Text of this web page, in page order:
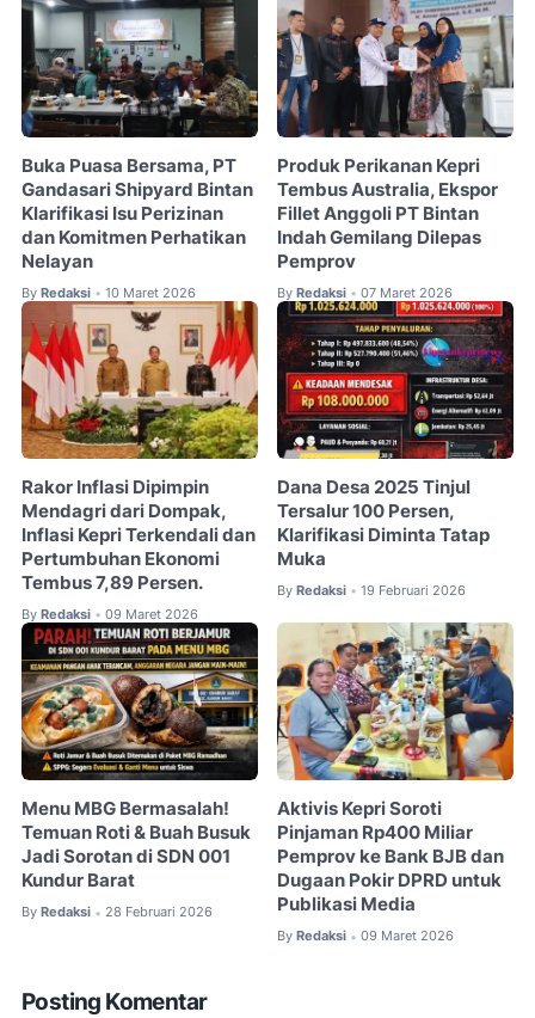
Buka Puasa Bersama, PT
Gandasari Shipyard Bintan
Klarifikasi Isu Perizinan
dan Komitmen Perhatikan
Nelayan
By Redaksi • 10 Maret 2026
Produk Perikanan Kepri
Tembus Australia, Ekspor
Fillet Anggoli PT Bintan
Indah Gemilang Dilepas
Pemprov
By Redaksi • 07 Maret 2026
Rakor Inflasi Dipimpin
Mendagri dari Dompak,
Inflasi Kepri Terkendali dan
Pertumbuhan Ekonomi
Tembus 7,89 Persen.
By Redaksi • 09 Maret 2026
Dana Desa 2025 Tinjul
Tersalur 100 Persen,
Klarifikasi Diminta Tatap
Muka
By Redaksi • 19 Februari 2026
Menu MBG Bermasalah!
Temuan Roti & Buah Busuk
Jadi Sorotan di SDN 001
Kundur Barat
By Redaksi • 28 Februari 2026
Aktivis Kepri Soroti
Pinjaman Rp400 Miliar
Pemprov ke Bank BJB dan
Dugaan Pokir DPRD untuk
Publikasi Media
By Redaksi • 09 Maret 2026
Posting Komentar